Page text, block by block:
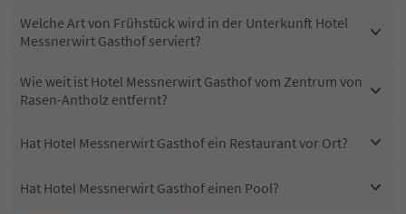
Welche Art von Frühstück wird in der Unterkunft Hotel
Messnerwirt Gasthof serviert?
Wie weit ist Hotel Messnerwirt Gasthof vom Zentrum von
Rasen-Antholz entfernt?
Hat Hotel Messnerwirt Gasthof ein Restaurant vor Ort?
Hat Hotel Messnerwirt Gasthof einen Pool?